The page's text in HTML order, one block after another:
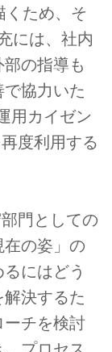
くため、そ
には、社内
の指導も
協力いた
用カイゼン
度利用する
門としての
在の姿」の
にはどう
決するた
チを検討